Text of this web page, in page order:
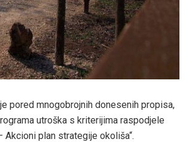
pored mnogobrojnih donesenih propisa,
utroška s kriterijima raspodjele
plan strategije okoliša“.